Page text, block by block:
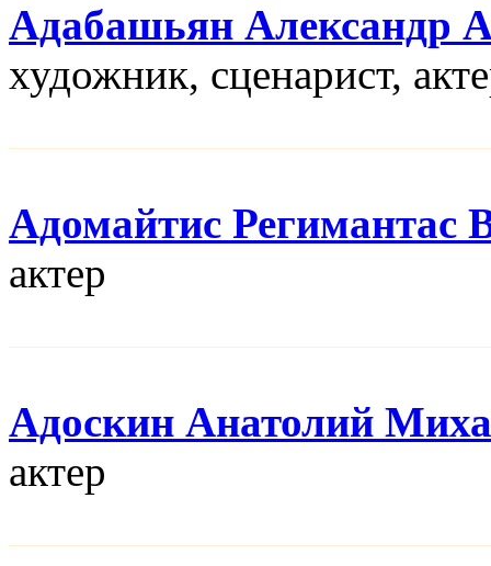
Адабашьян Александр
художник, сценарист,
Адомайтис Регимантас
актер
Адоскин Анатолий
актер